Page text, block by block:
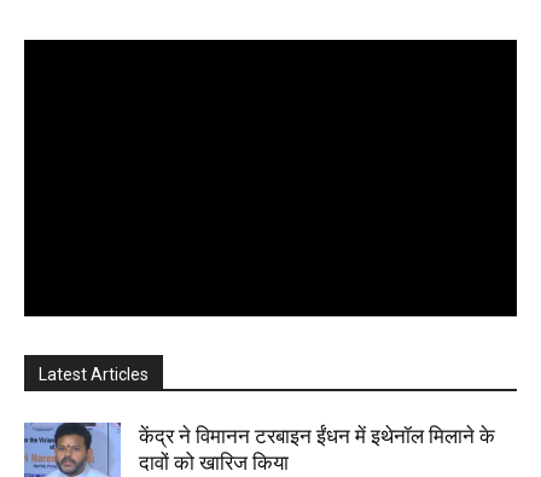
Latest Articles
केंद्र ने विमानन टरबाइन ईंधन में इथेनॉल मिलाने के
दावों को खारिज किया